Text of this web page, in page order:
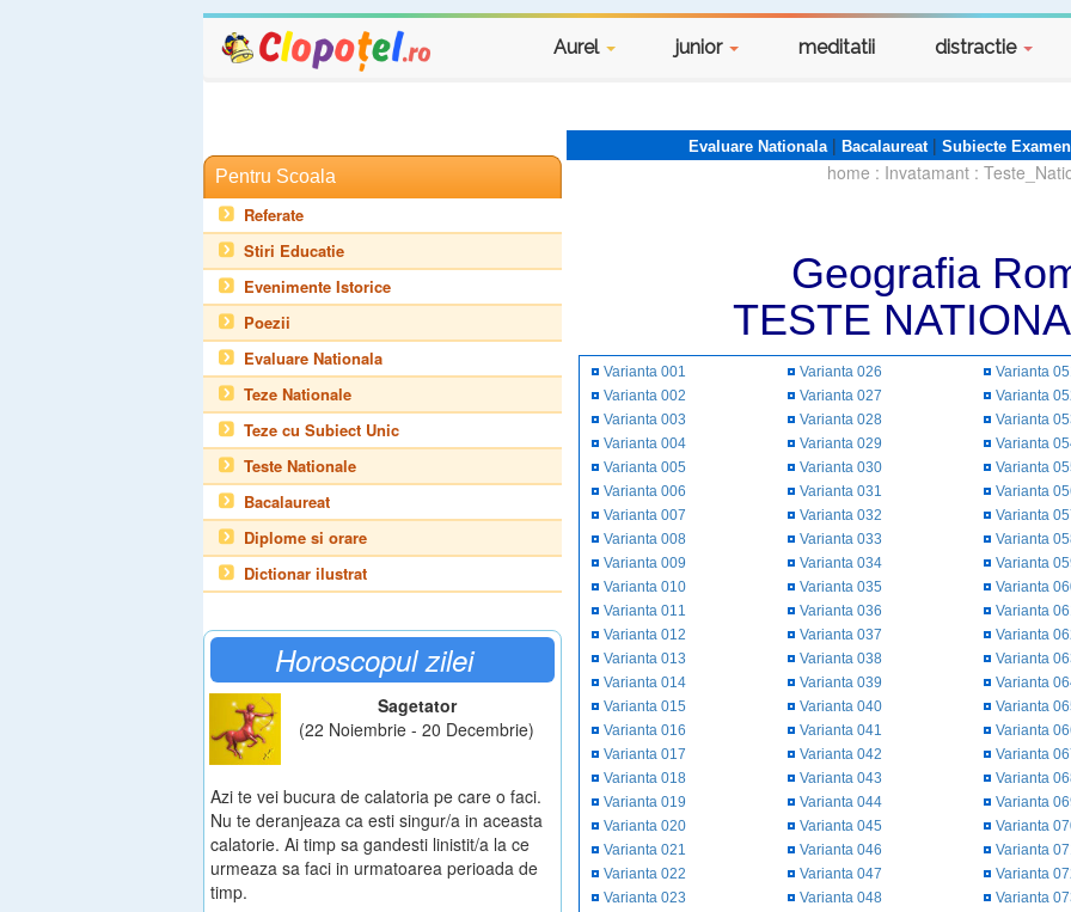
Aurel junior meditatii distractie
Pentru Scoala
Referate
Stiri Educatie
Evenimente Istorice
Poezii
Evaluare Nationala
Teze Nationale
Teze cu Subiect Unic
Teste Nationale
Bacalaureat
Diplome si orare
Dictionar ilustrat
Horoscopul zilei
Sagetator
(22 Noiembrie - 20 Decembrie)
Azi te vei bucura de calatoria pe care o faci.
Nu te deranjeaza ca esti singur/a in aceasta
calatorie. Ai timp sa gandesti linistit/a la ce
urmeaza sa faci in urmatoarea perioada de
timp.
Evaluare Nationala| Bacalaureat| Subiecte Examen
home : Invatamant :
Geografia
TESTE
Varianta 001
Varianta 002
Varianta 003
Varianta 004
Varianta 005
Varianta 006
Varianta 007
Varianta 008
Varianta 009
Varianta 010
Varianta 011
Varianta 012
Varianta 013
Varianta 014
Varianta 015
Varianta 016
Varianta 017
Varianta 018
Varianta 019
Varianta 020
Varianta 021
Varianta 022
Varianta 023
Varianta 026
Varianta 027
Varianta 028
Varianta 029
Varianta 030
Varianta 031
Varianta 032
Varianta 033
Varianta 034
Varianta 035
Varianta 036
Varianta 037
Varianta 038
Varianta 039
Varianta 040
Varianta 041
Varianta 042
Varianta 043
Varianta 044
Varianta 045
Varianta 046
Varianta 047
Varianta 048
Varianta
Varianta
Varianta
Varianta
Varianta
Varianta
Varianta
Varianta
Varianta
Varianta
Varianta
Varianta
Varianta
Varianta
Varianta
Varianta
Varianta
Varianta
Varianta
Varianta
Varianta
Varianta
Varianta